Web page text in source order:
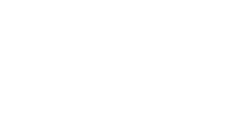
die zuständige Stelle Ihren Widerspruch